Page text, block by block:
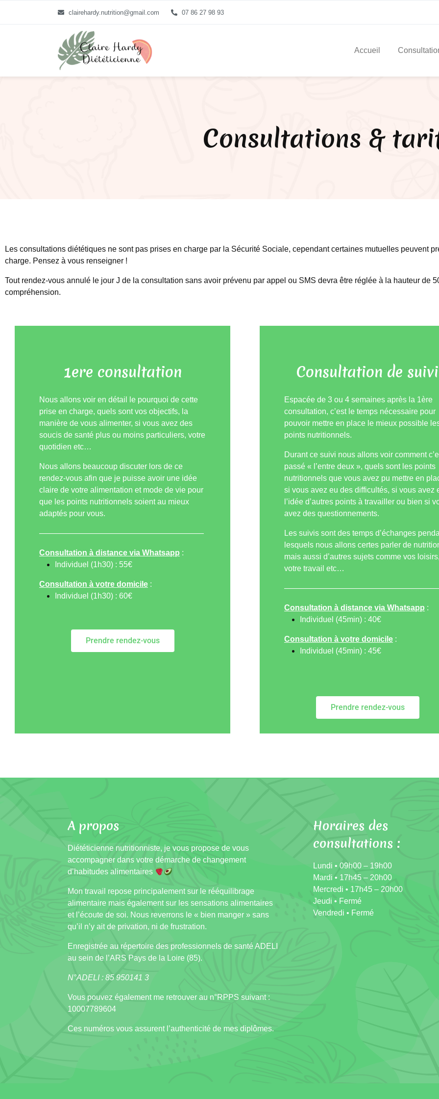
clairehardy.nutrition@gmail.com 07 86 27 98 93
Accueil
Consultations &
Les consultations diététiques ne sont pas prises en charge par la Sécurité Sociale, cependant certaines mutuelles peuvent
charge. Pensez à vous renseigner !
Tout rendez-vous annulé le jour J de la consultation sans avoir prévenu par appel ou SMS devra être réglée à la hauteur de
compréhension.
1ere consultation
Nous allons voir en détail le pourquoi de cette
prise en charge, quels sont vos objectifs, la
manière de vous alimenter, si vous avez des
soucis de santé plus ou moins particuliers, votre
quotidien etc…
Nous allons beaucoup discuter lors de ce
rendez-vous afin que je puisse avoir une idée
claire de votre alimentation et mode de vie pour
que les points nutritionnels soient au mieux
adaptés pour vous.
—————————————————————
Consultation à distance via Whatsapp :
Individuel (1h30) : 55€
Consultation à votre domicile :
Individuel (1h30) : 60€
Prendre rendez-vous
Consultation de suivi
Espacée de 3 ou 4 semaines après la 1ère
consultation, c’est le temps nécessaire pour
pouvoir mettre en place le mieux possible l
points nutritionnels.
Durant ce suivi nous allons voir comment
passé « l’entre deux », quels sont les points
nutritionnels que vous avez pu mettre en
si vous avez eu des difficultés, si vous avez
l’idée d’autres points à travailler ou bien si
avez des questionnements.
Les suivis sont des temps d’échanges
lesquels nous allons certes parler de
mais aussi d’autres sujets comme vos loisirs,
votre travail etc…
Consultation à distance via Whatsapp :
Individuel (45min) : 40€
Consultation à votre domicile :
Individuel (45min) : 45€
Prendre rendez-vous
A propos
Diététicienne nutritionniste, je vous propose de vous
accompagner dans votre démarche de changement
d’habitudes alimentaires
Mon travail repose principalement sur le rééquilibrage
alimentaire mais également sur les sensations alimentaires
et l’écoute de soi. Nous reverrons le « bien manger » sans
qu’il n’y ait de privation, ni de frustration.
Enregistrée au répertoire des professionnels de santé ADELI
au sein de l’ARS Pays de la Loire (85).
N°ADELI : 85 950141 3
Vous pouvez également me retrouver au n°RPPS suivant :
10007789604
Ces numéros vous assurent l’authenticité de mes diplômes.
Horaires des
consultations :
Lundi • 09h00 – 19h00
Mardi • 17h45 – 20h00
Mercredi • 17h45 – 20h00
Jeudi • Fermé
Vendredi • Fermé